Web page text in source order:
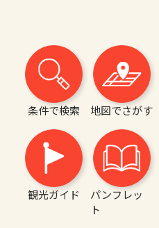
条件で検索 地図でさがす
観光ガイド
パンフレッ
ト